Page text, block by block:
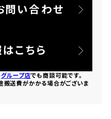
問い合わせ
こちら
グループ店でも商談可能です。
送費がかかる場合がございま